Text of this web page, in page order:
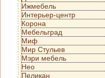
Ижмебель
Интерьер-центр
Корона
Мебельград
Миф
Мир Стульев
Мэри мебель
Нео
Пеликан